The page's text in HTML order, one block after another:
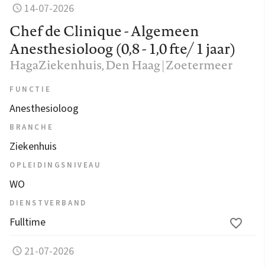
14-07-2026
Chef de Clinique - Algemeen
Anesthesioloog (0,8 - 1,0 fte/ 1 jaar)
HagaZiekenhuis, Den Haag | Zoetermeer
FUNCTIE
Anesthesioloog
BRANCHE
Ziekenhuis
OPLEIDINGSNIVEAU
WO
DIENSTVERBAND
Fulltime
21-07-2026